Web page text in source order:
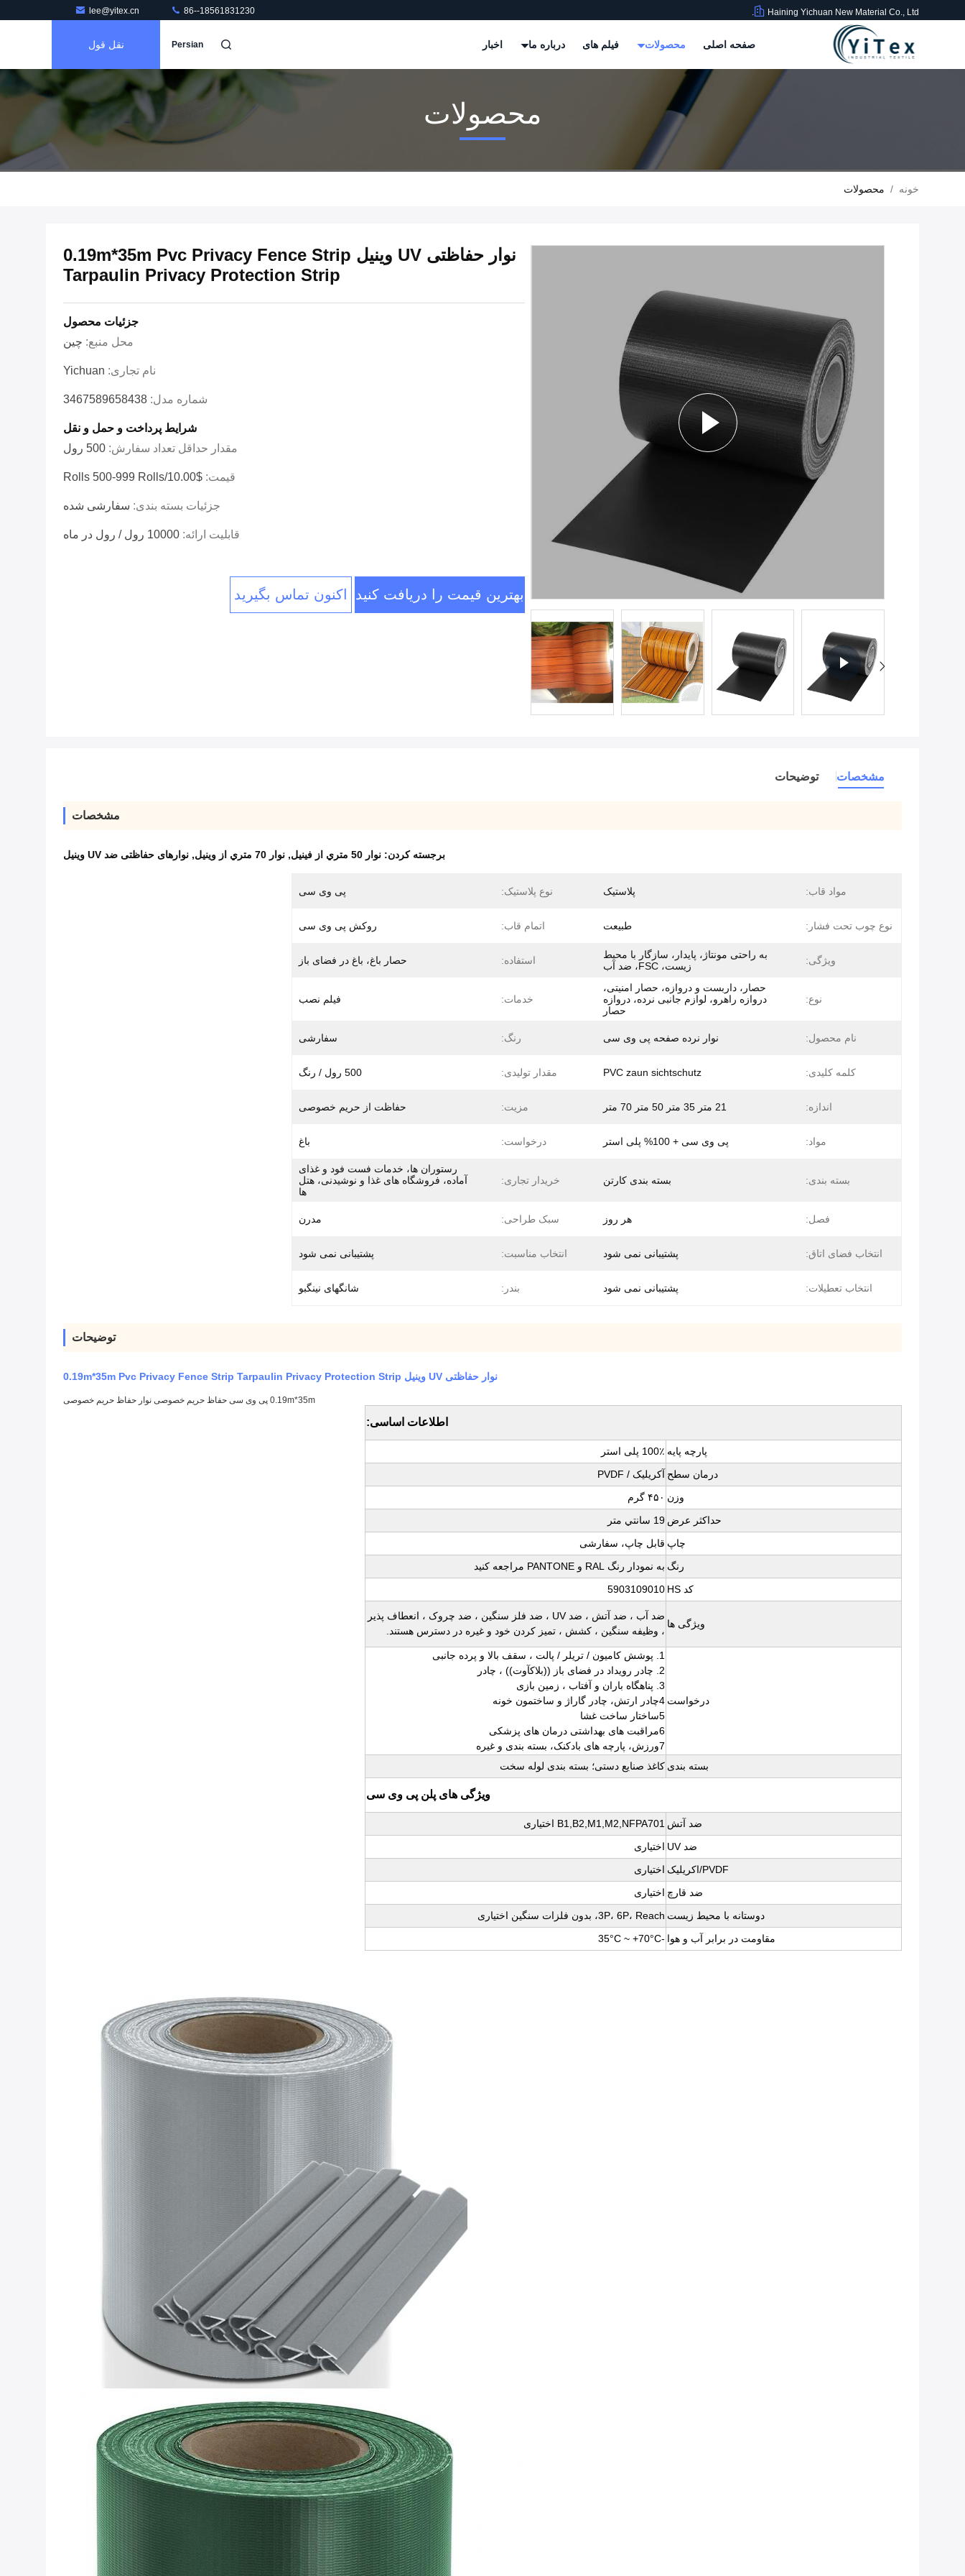
Haining Yichuan New Material Co., Ltd.
lee@yitex.cn 86--18561831230
صفحه اصلی محصولات فیلم های درباره ما اخبار Persian نقل قول
محصولات
خونه / محصولات
نوار حفاظتی UV وینیل 0.19m*35m Pvc Privacy Fence Strip
Tarpaulin Privacy Protection Strip
جزئیات محصول
محل منبع: چین
نام تجاری: Yichuan
شماره مدل: 3467589658438
شرایط پرداخت و حمل و نقل
مقدار حداقل تعداد سفارش: 500 رول
قیمت: $10.00/rolls 500-999 Rolls
جزئیات بسته بندی: سفارشی شده
قابلیت ارائه: 10000 رول / رول در ماه
بهترین قیمت را دریافت کنید اکنون تماس بگیرید
مشخصات توضیحات
مشخصات
برجسته کردن: نوار 50 متري از فينيل , نوار 70 متري از وينيل , نوارهای حفاظتی ضد UV وینیل
مواد قاب: پلاستیک نوع پلاستیک: پی وی سی
نوع چوب تحت فشار: طبیعت اتمام قاب: روکش پی وی سی
ویژگی:
به راحتی مونتاژ، پایدار، سازگار با محیط
زیست، FSC، ضد آب
استفاده: حصار باغ، باغ در فضای باز
نوع:
حصار، داربست و دروازه، حصار امنیتی،
دروازه راهرو، لوازم جانبی نرده، دروازه
حصار
خدمات: فیلم نصب
نام محصول: نوار نرده صفحه پی وی سی رنگ: سفارشی
کلمه کلیدی: PVC zaun sichtschutz مقدار تولیدی: 500 رول / رنگ
اندازه: 21 متر 35 متر 50 متر 70 متر مزیت: حفاظت از حریم خصوصی
مواد: پی وی سی + 100% پلی استر درخواست: باغ
بسته بندی: بسته بندی کارتن خریدار تجاری:
رستوران ها، خدمات فست فود و غذای
آماده، فروشگاه های غذا و نوشیدنی، هتل
ها
فصل: هر روز سبک طراحی: مدرن
انتخاب فضای اتاق: پشتیبانی نمی شود انتخاب مناسبت: پشتیبانی نمی شود
انتخاب تعطیلات: پشتیبانی نمی شود بندر: شانگهای نینگبو
توضیحات
نوار حفاظتی UV وینیل 0.19m*35m Pvc Privacy Fence Strip Tarpaulin Privacy Protection Strip
0.19m*35m پی وی سی حفاظ حریم خصوصی نوار حفاظ حریم خصوصی
اطلاعات اساسی:
پارچه پایه 100٪ پلی استر
درمان سطح آکریلیک / PVDF
وزن ۴۵۰ گرم
حداکثر عرض 19 سانتي متر
چاپ قابل چاپ، سفارشی
رنگ به نمودار رنگ RAL و PANTONE مراجعه کنید
کد HS
5903109010
ویژگی ها
ضد آب ، ضد آتش ، ضد UV ، ضد فلز سنگین ، ضد چروک ، انعطاف پذیر
، وظیفه سنگین ، کشش ، تمیز کردن خود و غیره در دسترس هستند.
درخواست
1. پوشش کامیون / تریلر / پالت ، سقف بالا و پرده جانبی
2. چادر رویداد در فضای باز ((بلاکآوت)) ، چادر
3. پناهگاه باران و آفتاب ، زمین بازی
4چادر ارتش، چادر گاراژ و ساختمون خونه
5ساختار ساخت غشا
6مراقبت های بهداشتی درمان های پزشکی
7ورزش، پارچه های بادکنک، بسته بندی و غیره
بسته بندی کاغذ صنایع دستی؛ بسته بندی لوله سخت
ویژگی های پلن پی وی سی
ضد آتش B1,B2,M1,M2,NFPA701 اختیاری
ضد UV
اختیاری
PVDF/اکریلیک
اختیاری
ضد قارچ اختیاری
دوستانه با محیط زیست 3P، 6P، Reach، بدون فلزات سنگین اختیاری
مقاومت در برابر آب و هوا -35°C ~ +70°C